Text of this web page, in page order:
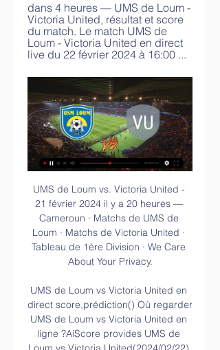
dans 4 heures — UMS de Loum -
Victoria United, résultat et score
du match. Le match UMS de
Loum - Victoria United en direct
live du 22 février 2024 à 16:00 ...
UMS de Loum vs. Victoria United - 21 février 2024 il y a 20 heures — Cameroun · Matchs de UMS de Loum · Matchs de Victoria United · Tableau de 1ère Division · We Care About Your Privacy.

UMS de Loum vs Victoria United en direct score,prédiction() Où regarder UMS de Loum vs Victoria United en ligne ?AiScore provides UMS de Loum vs Victoria United(2024/02/22) en direct score,h2h,prédiction,rencontre ...

En plus des scores de Saint-Amand Hainaut F, vous pouvez suivre +de 5000 compétitions dans +de 30 sports autour du monde sur FlashResultats.fr. Le service de résultats de Saint-Amand Hainaut F est en temps réel, et se met à jour automatiquement.

Retrouvez toutes les informations du match entre Metz et Sochaux! Ce match aura lieu : Horaire match Metz Sochaux: (match différé). La diffusion TV de Metz - Sochaux est retransmise en intégralité sur non Ce match entre Metz et Sochaux est un match de .

Les rediff en ligne ne sont mis à disposition que quelques temps. L'équipe de France Islande - France (Qualif Euro 2020) vient d'être diffusé sur TF1, le 11/10/2019. Le replay en ligne se trouve accessible pendant encore quelques jours, enjoy !.

honorary consul jamaica Service valable uniquement en France Métropolitaine, Espagne, Belgique, Italie et Suisse. règlement intérieur cme hôpital local flammes jaunes sur un bruleur barbecue gaz Avec Colissimo Point Retrait vous disposez de plusieurs modalités de …

1984, avec une imagerie directe de ce disque circumstellaire : une grande première.En 2008, comme on s'y attendait du fait de la théorie de la formation des systèmes pla-nétaires, une exoplanète, Bêta Pictoris b, a finalement été découverte dans ce disque (un disque de débris issu d'un disque pro-toplanétaire ayant perdu son gaz) par.

UMS de Loum - Victoria United Limbe 22.02.2024 pronostics il y a 19 heures — UMS de Loum - Victoria United Limbe: 22.02.2024 ? Elite One ? Prédictions et conseils pour le match ⚽ Les meilleures prédictions et cotes ...

BESSE M., ed_2007_Sociétés néolithiques: des faits archéologiques aux fonctionnements socio-économiques. Actes du 27e colloque InterNéo, Neuchâtel, octobre 2005.

Clermont-l'Hérault (34) - Marchés de Noël. Trouvez les marchés de Noël proches de chez vous très simplement et gratuitement. Trouvez les marchés de Noël proches de chez vous très simplement et …

Statistiques et résultats VICTORIA UNITED LIMBE vs UMS Direct VICTORIA UNITED LIMBE UMS Loum. Stats et Résultat du match VICTORIA UNITED Voir tous les résultats des matchs de Football en direct. Football · Tennis.

De Giacomo Puccini à Jules Massenet, de George Gershwin à Philip Glass, retrouvez les grands compositeurs qui ont marqué l'histoire. Servie par des mises en scène toujours plus grandioses, cette saison sera riche en émotions et haute en couleur grâce aux artistes incontournables de la scène lyrique qui promettent d'offrir des.

FRANCE- ISLANDE. Lundi 25 Mars, des jeunes du SAPE ont eu la chance d’assister au Match de foot France-Islande au stade de France. Merci à l’association qui a permis aux jeunes de vivre un moment magique et inoubliable

Artisans 2.0 livre des conseils, techniques et astuces pour vendre ses créations en ligne et vivre confortablement de son business créatif. Visitez le blog..

Téléchargez toutes les rencontres de Waasland-Beveren dans votre calendrier. Les modifications sont ajustées automatiquement, donc vous aurez toujours les données les plus récentes à portée de main.

Construite il y a moins d’un siècle, la mosquée de la ville de Ngaoundéré abrite tous les grands rendez-vous spirituels de la région de l’Adamaoua. La mosquée de Ndokotti ( Douala ) Construite par la famille Fadjil (une des familles les plus riches du pays), cette mosquée fut inaugurée en 2010 par le préfet du département du Wouri.

La diffusion des gants chauffants et sous gants chauffants sont à l'origine de la maladie de Raynaud de Sophie. Atteinte du syndrome de raynaud très jeune, Sophie a cherché une solution lui permettant de conserver ces activités de plein air au quotidien comme le ski et l'équitation. Les sous gants chauffants de chez Warmthru lui sont apparus très efficace après essai. sodiffusion.fr est né.

Depuis les Dragons de Rouen se sont imposés 5-3 face à Chamonix et les Gothiques d'Amiens 5-2 face à Briançon en Ligue Magnus. Des Gothiques qui devraient se présenter avec un effectif privé de plusieurs éléments, blessés, pour cette rencontre. Dernière à domicile avant un long voyage. En tout cas, même s'il s'agit de la 5ème journée, cette rencontre sera la première de la phase.

Établissements de bien-être et spas à proximité de Clermont-l'Hérault, dans le département de l'Hérault (34) : centres de remise en forme, hammam, hôtels avec piscine et espace détente, salle de sports et fitness, cours d’aquagym, d’aquabike, thermes, thalassos.

Roumanie. Nouveauté Voyage sur mesure Découverte Roumanie. L'immersion dans une nature sauvage et presque immaculée de l'empreinte de l'homme; La rencontre avec les habitants chez qui vous logez, des pêcheurs locaux connaisseurs du delta; La chance d'observer des centaines d'espèces vivantes au sein du deuxième delta d'Europe

Dans l’intérêt de vous faire sentir « comme à la maison », l’apparthotel nancy Art’ & Facts a été construit et aménagé de la sorte, dans un environnement calme et verdoyant. Avec une ouverture en 2018, les 115 logements que propose la résidence, du studio T1 de 18m² à l’appartement T2 de 32m², sont neufs et prêts à vivre.

Lors de ma première commande le manque était plus conséquent, mais vous l'avez complété suite à ma réclamation. C'est la seconde fois que je commande et je suis malgré tout très satisfait. Je resterai client car l'entreprise Vis-express est une entreprise sérieuse et fiable. Bien cordialement.

Sámal Erik Hentze est sur Facebook. Inscrivez-vous sur Facebook pour communiquer avec Sámal Erik Hentze et d’autres personnes que vous pouvez connaître....

diplôme d'ingénieur de l'École d'ingénieurs en sciences industrielles et numérique de l'université de Reims spécialité mécanique et génie industriel en partenariat avec l'ITII Champagne-Ardenne (prévu rentrée septembre 2020) apprentissage

Victoria United - UMS de Loum 12 nov. 2023 — Prédictions pour Victoria United v UMS de Loum 12/11/2023. Cameroun Elite One. Statistiques complètes.

UMS de Loum UMS de Loum (327 abonnés) hommes - Scores en direct, effectif, résultats, rencontres, classement. Apejes de Mfou · FM. 22. Victoria United Limbe.

beb - Il n’a pas manqué beaucoup à l’équipe suisse des hommes pour signer un exploit aux Championnats européens à Batumi en Géorgie. Au terme d’une bataille héroïque, elle a dû baisser les armes lors de la 7e ronde contre l’Azerbaïdjan, numéro 4 du tournoi et supérieur de 148 points Elo par échiquier en moyenne.

MICHAUD (BUFFONI) Celine : Celine MICHAUD (BUFFONI), née en 1978 et habite CHEVILLY. Aux dernières nouvelles elle était à Ecole Alain Fournier (chevilly) à CHEVILLY entre 2012 et 2013. Elle a étudié à Collège Jean Moulin entre 1989 et 1994.

Actualité du Football par Maxifoot. Le réseau du Foot sur Internet vous fait partager sa passion du ballon rond. Suivez les transferts, les resultats ainsi que nos analyses des matchs de ligue.

Application Radio Fiji One. Installez l'application Online Radio Box sur votre smartphone et écoutez Radio Fiji One sur Internet ainsi que de nombreuses autres stations de radio où que vous soyez ! Désormais, votre station de radio préférée est dans votre poche grâce à notre application pratique.

Première rencontre de la journée dans cette coupe du monde de rugby. Il opposera dans la poule B, l’Italie à la Namibie. Mais pour suivre le match, il vous faudra vous lever très tôt puisque le coup d’envoi sera donné à 7h15 du matin ! Coupe du monde de rugby : Italie / Namibie en direct live et streaming

UMS de Loum - Victoria Utd Limbé il y a 2 jours — Prédictions pour UMS de Loum v Victoria Utd Limbé 22/02/2024. Cameroun Elite One. Statistiques complètes.

MC Alger TV. Mouloudia Club d. je capte toutes les chaines algeriennes sur nilsat 7 degré w a alger sauf ennahar tv au debut quand le lance la scan elle apparait mais au bout de 5/10 minutes c'est noir avec un message pas de service frequence (12360 V 27500 5/6) merci de me repondre mon demo est un STARSAT SR-2000 HD.

Pronostics Football : UMS de Loum - Victoria United Limbe Sur qui parier au match UMS de Loum - Victoria United Limbe en Cameroon Elite One Football ? Découvrez notre pronostic !

Demande de passeport en ligne. Le passeport est un document de circulation. Il est délivré par l'Etat français. Il est une preuve d'identité légitime en France mais aussi à l'étranger lors de vos voyages. Avec la demande par internet, le timbre fiscal passeport est inclus, qu'il s'agisse d'une première demande ou d'un renouvellement.

Les 28, 29 et 30 octobre, les entreprises Alstom, SOMOPA et leurs sous-traitants pour le compte de @Bordeaux Métropole vont procéder à des changements de rails de Tramway au niveau de la Place la Morlette. Ces travaux dureront 3 jours et nuits. La circulation sera maintenue avec des déviations qui seront prévues vers la rue Camille.

Chronologie Saison précédente Saison suivante modifier La saison 2013 - 2014 de l' En avant de Guingamp , club de football français , voit le club évoluer en Ligue 1 pour la 8 e fois de son histoire. Elle débute par la reprise de l'entraînement le 1 er juillet 2013 . Le club est engagé dans trois compétitions, et débute ses matches de.

RAPACES DE GAP / DRAGONS DE ROUEN. 3 déc. 2019. à partir de 12.80 € 3 ALP'ARENA - GAP - GAP. SPORT - HOCKEY SUR GLACE Artiste : RAPACES DE GAP HOCKEY CLUB, DRAGONS DE ROUEN. e-ticket m-ticket Choix sur plan billetcollector TM Vidéo. RÉSERVER BRULEURS DE LOUPS GRENOBLE / ROUEN. 21 févr. 2020. à partir de 13.80 € 4 PATINOIRE POLE SUD - GRENOBLE. SPORT - HOCKEY SUR GLACE …

Pronostic : Victoria United - UMS de Loum Suivez le match Victoria United - UMS de Loum en direct LI